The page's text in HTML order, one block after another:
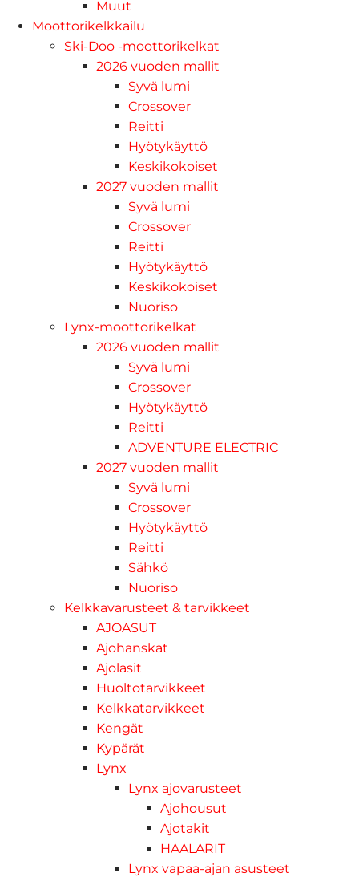
Muut
Moottorikelkkailu
Ski-Doo -moottorikelkat
2026 vuoden mallit
Syvä lumi
Crossover
Reitti
Hyötykäyttö
Keskikokoiset
2027 vuoden mallit
Syvä lumi
Crossover
Reitti
Hyötykäyttö
Keskikokoiset
Nuoriso
Lynx-moottorikelkat
2026 vuoden mallit
Syvä lumi
Crossover
Hyötykäyttö
Reitti
ADVENTURE ELECTRIC
2027 vuoden mallit
Syvä lumi
Crossover
Hyötykäyttö
Reitti
Sähkö
Nuoriso
Kelkkavarusteet & tarvikkeet
AJOASUT
Ajohanskat
Ajolasit
Huoltotarvikkeet
Kelkkatarvikkeet
Kengät
Kypärät
Lynx
Lynx ajovarusteet
Ajohousut
Ajotakit
HAALARIT
Lynx vapaa-ajan asusteet